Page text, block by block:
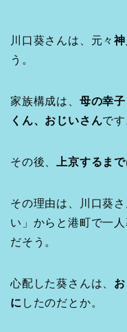
川口葵さんは、元々
う。
家族構成は、 母の幸
くん、おじいさんです
その後、 上京するま
その理由は、川口葵
い」からと港町で一
だそう。
心配した葵さんは、
に したのだとか。